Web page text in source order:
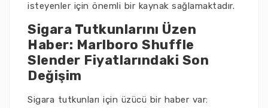
isteyenler için önemli bir kaynak sağlamaktadır.
Sigara Tutkunlarını Üzen
Haber: Marlboro Shuffle
Slender Fiyatlarındaki Son
Değişim
Sigara tutkunları için üzücü bir haber var: